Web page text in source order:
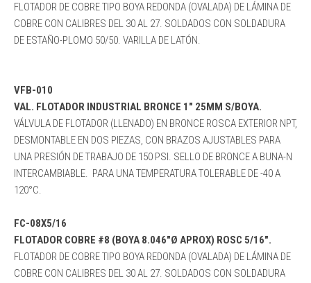
FLOTADOR DE COBRE TIPO BOYA REDONDA (OVALADA) DE LÁMINA DE
COBRE CON CALIBRES DEL 30 AL 27. SOLDADOS CON SOLDADURA
DE ESTAÑO-PLOMO 50/50. VARILLA DE LATÓN.
VFB-010
VAL. FLOTADOR INDUSTRIAL BRONCE 1″ 25MM S/BOYA.
VÁLVULA DE FLOTADOR (LLENADO) EN BRONCE ROSCA EXTERIOR NPT,
DESMONTABLE EN DOS PIEZAS, CON BRAZOS AJUSTABLES PARA
UNA PRESIÓN DE TRABAJO DE 150 PSI. SELLO DE BRONCE A BUNA-N
INTERCAMBIABLE. PARA UNA TEMPERATURA TOLERABLE DE -40 A
120°C.
FC-08X5/16
FLOTADOR COBRE #8 (BOYA 8.046″Ø APROX) ROSC 5/16″.
FLOTADOR DE COBRE TIPO BOYA REDONDA (OVALADA) DE LÁMINA DE
COBRE CON CALIBRES DEL 30 AL 27. SOLDADOS CON SOLDADURA